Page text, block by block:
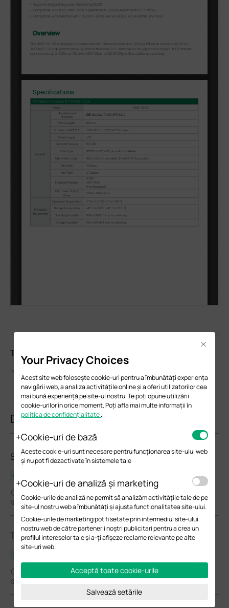
Te rugăm să evalueazi acest document
Documente similare
SM5110-SR(UN)_V1.20_Installation Guide
Ghid de instalare hardware
7496
TL-SM5110-SR(UN)_V1_Datasheet
14953
Your Privacy Choices
Acest site web folosește cookie-uri pentru a îmbunătăți experiența
navigării web, a analiza activitățile online și a oferi utilizatorilor cea
mai bună experiență pe site-ul nostru. Te poți opune utilizării
cookie-urilor în orice moment. Poți afla mai multe informații în
politica de confidențialitate.
Cookie-uri de bază
Aceste cookie-uri sunt necesare pentru funcționarea site-ului web
și nu pot fi dezactivate în sistemele tale
Cookie-uri de analiză și marketing
Cookie-urile de analiză ne permit să analizăm activitățile tale de pe
site-ul nostru web a îmbunătăți și ajusta funcționalitatea site-ului.
Cookie-urile de marketing pot fi setate prin intermediul site-ului
nostru web de către partenerii noștri publicitari pentru a crea un
profilul intereselor tale și a-ți afișeze reclame relevante pe alte
site-uri web.
Acceptă toate cookie-urile
Salvează setările
Close